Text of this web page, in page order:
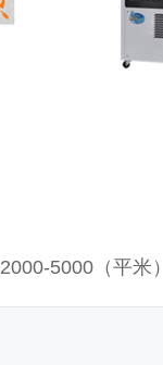
2000-5000（平米）